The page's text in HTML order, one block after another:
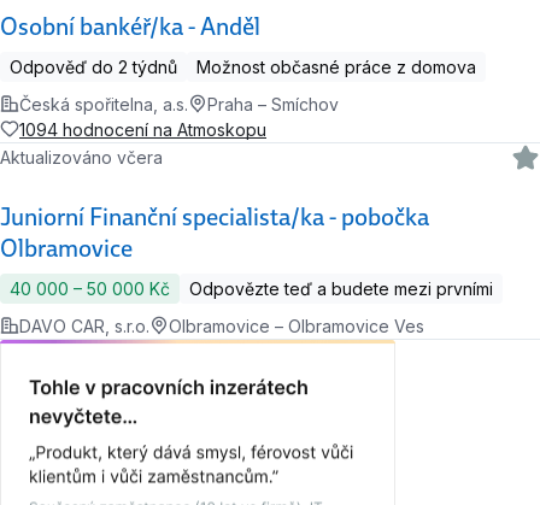
Osobní bankéř/ka - Anděl
Odpověď do 2 týdnů
Možnost občasné práce z domova
Česká spořitelna, a.s.
Praha – Smíchov
1094 hodnocení na Atmoskopu
Juniorní Finanční specialista/ka - pobočka
Olbramovice
Aktualizováno včera
40 000 ‍–‍ 50 000 Kč
Odpovězte teď a budete mezi prvními
DAVO CAR, s.r.o.
Olbramovice – Olbramovice Ves